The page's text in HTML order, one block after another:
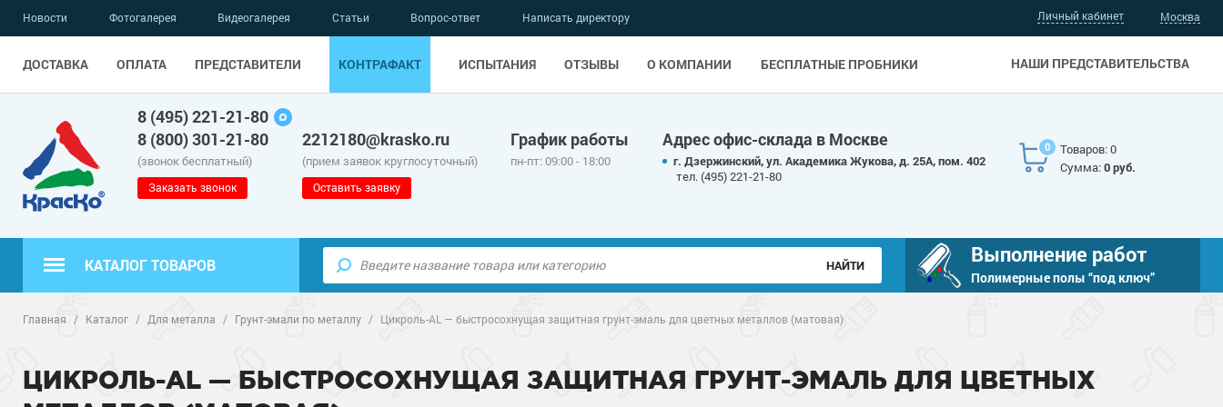
Личный кабинет
НАШИ ПРЕДСТАВИТЕЛЬСТВА
Новости Фотогалерея Видеогалерея Статьи Вопрос-ответ Написать директору
ДОСТАВКА ОПЛАТА ПРЕДСТАВИТЕЛИ КОНТРАФАКТ ИСПЫТАНИЯ ОТЗЫВЫ О КОМПАНИИ БЕСПЛАТНЫЕ ПРОБНИКИ
Москва
8 (495) 221-21-80
8 (800) 301-21-80
(звонок бесплатный)
Заказать звонок
2212180@krasko.ru
(прием заявок круглосуточный)
Оставить заявку
График работы
пн-пт: 09:00 - 18:00
Адрес офис-склада в Москве
г. Дзержинский, ул. Академика Жукова, д. 25А, пом. 402
тел. (495) 221-21-80
0
Товаров: 0
Сумма:0 руб.
КАТАЛОГ ТОВАРОВ Выполнение работ
Полимерные полы “под ключ”
Полимерные наливные полы Полиуретановые полы
Водно-эпоксидные наливные
Эпоксидные полы
Грунт-эмали по металлу
Главная / Каталог / Для металла / Грунт-эмали по металлу / Цикроль-AL — быстросохнущая защитная грунт-эмаль для цветных металлов (матовая)
ЦИКРОЛЬ-AL — БЫСТРОСОХНУЩАЯ ЗАЩИТНАЯ ГРУНТ-ЭМАЛЬ ДЛЯ ЦВЕТНЫХ